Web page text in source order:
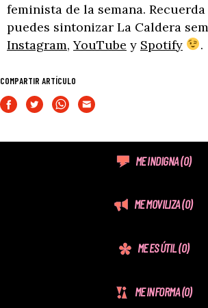
feminista de la semana.
puedes sintonizar La Caldera
Instagram,YouTube y Spotify .
COMPARTIR ARTÍCULO
ME INDIGNA(0)
ME MOVILIZA(0)
ME ES ÚTIL(0)
ME INFORMA(0)